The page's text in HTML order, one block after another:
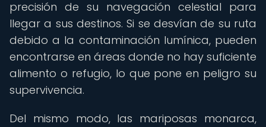
precisión de su navegación celestial para
llegar a sus destinos. Si se desvían de su ruta
debido a la contaminación lumínica, pueden
encontrarse en áreas donde no hay suficiente
alimento o refugio, lo que pone en peligro su
supervivencia.
Del mismo modo, las mariposas monarca,